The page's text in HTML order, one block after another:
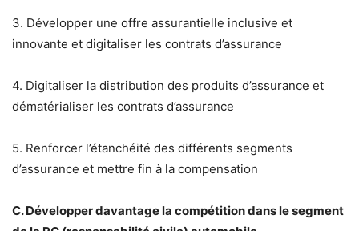
3. Développer une offre assurantielle inclusive et
innovante et digitaliser les contrats d’assurance
4. Digitaliser la distribution des produits d’assurance et
dématérialiser les contrats d’assurance
5. Renforcer l’étanchéité des différents segments
d’assurance et mettre fin à la compensation
C. Développer davantage la compétition dans le segment